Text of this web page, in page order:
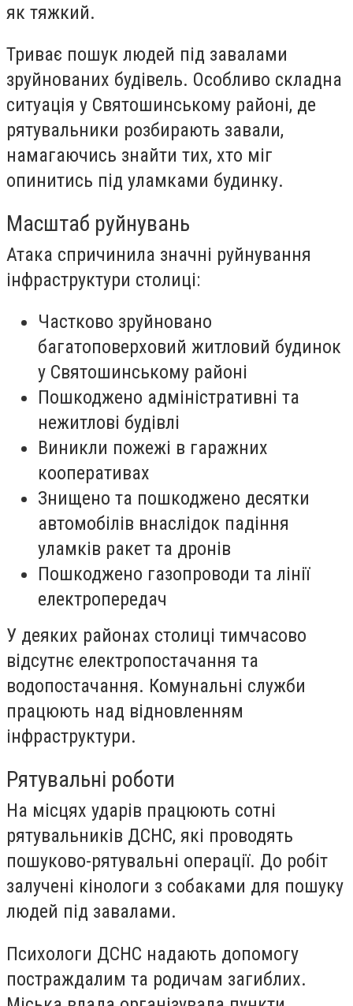
як тяжкий.
Триває пошук людей під завалами
зруйнованих будівель. Особливо складна
ситуація у Святошинському районі, де
рятувальники розбирають завали,
намагаючись знайти тих, хто міг
опинитись під уламками будинку.
Масштаб руйнувань
Атака спричинила значні руйнування
інфраструктури столиці:
Частково зруйновано
багатоповерховий житловий будинок
у Святошинському районі
Пошкоджено адміністративні та
нежитлові будівлі
Виникли пожежі в гаражних
кооперативах
Знищено та пошкоджено десятки
автомобілів внаслідок падіння
уламків ракет та дронів
Пошкоджено газопроводи та лінії
електропередач
У деяких районах столиці тимчасово
відсутнє електропостачання та
водопостачання. Комунальні служби
працюють над відновленням
інфраструктури.
Рятувальні роботи
На місцях ударів працюють сотні
рятувальників ДСНС, які проводять
пошуково-рятувальні операції. До робіт
залучені кінологи з собаками для пошуку
людей під завалами.
Психологи ДСНС надають допомогу
постраждалим та родичам загиблих.